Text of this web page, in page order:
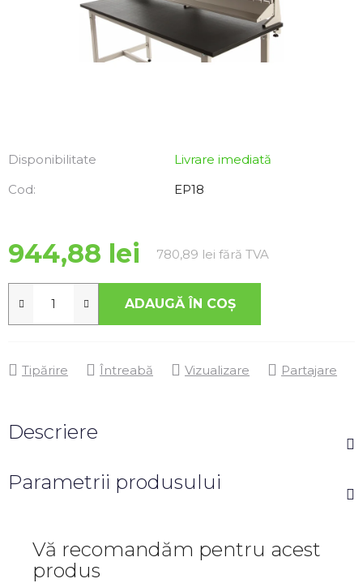
Disponibilitate
Livrare imediată
Cod:
EP18
944,88 lei 780,89 lei fără TVA
ADAUGĂ ÎN COŞ
Tipărire Întreabă Vizualizare Partajare
Descriere
Parametrii produsului
Vă recomandăm pentru acest
produs